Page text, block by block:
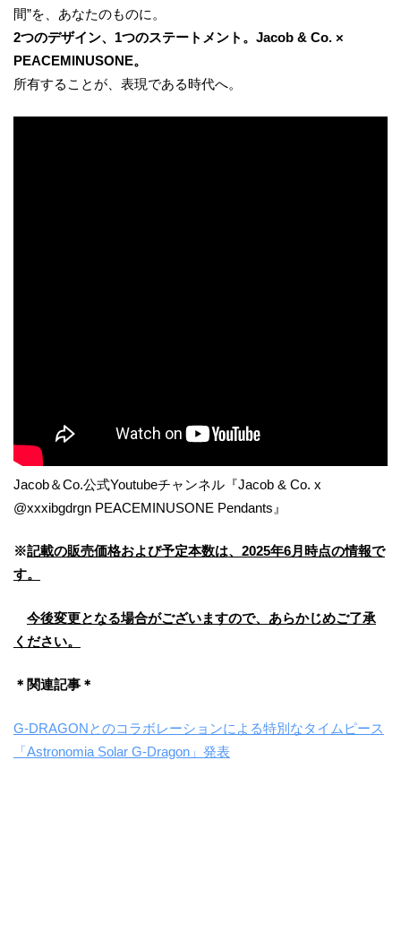
間”を、あなたのものに。
2つのデザイン、1つのステートメント。Jacob & Co. ×
PEACEMINUSONE。
所有することが、表現である時代へ。
Jacob＆Co.公式Youtubeチャンネル『Jacob & Co. x
‪@xxxibgdrgn‬ PEACEMINUSONE Pendants』
※記載の販売価格および予定本数は、2025年6月時点の情報で
す。
今後変更となる場合がございますので、あらかじめご了承
ください。
＊関連記事＊
G-DRAGONとのコラボレーションによる特別なタイムピース
「Astronomia Solar G-Dragon」発表